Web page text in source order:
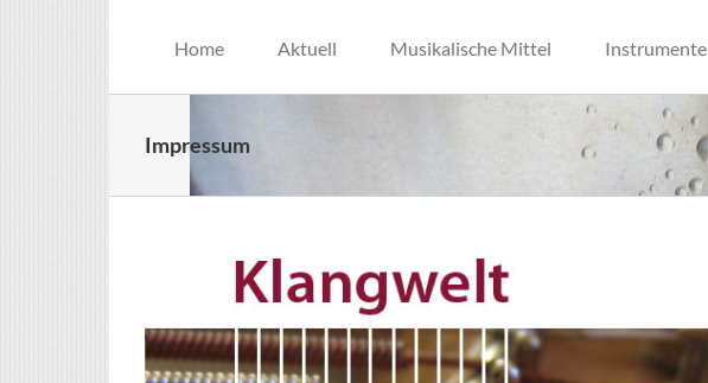
Home Aktuell Musikalische Mittel Instrumente
Impressum